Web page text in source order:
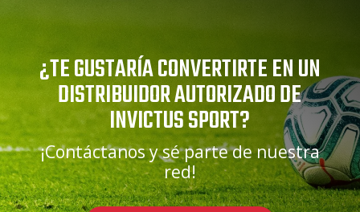
¿TE GUSTARÍA CONVERTIRTE EN UN
DISTRIBUIDOR AUTORIZADO DE
INVICTUS SPORT?
¡Contáctanos y sé parte de nuestra
red!